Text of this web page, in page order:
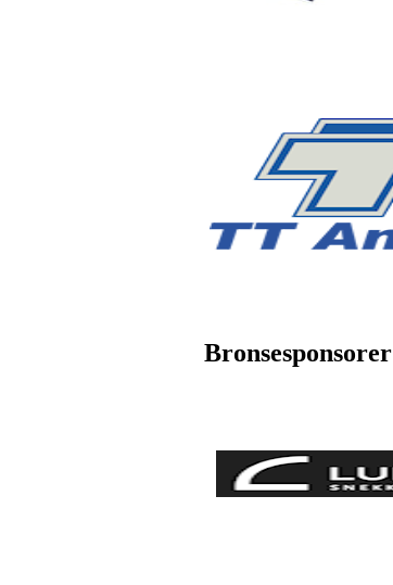
Bronsesponsorer